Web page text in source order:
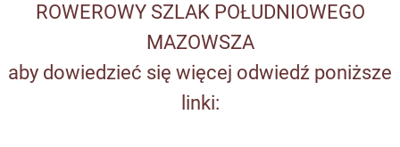
ROWEROWY SZLAK POŁUDNIOWEGO
MAZOWSZA
aby dowiedzieć się więcej odwiedź poniższe
linki: